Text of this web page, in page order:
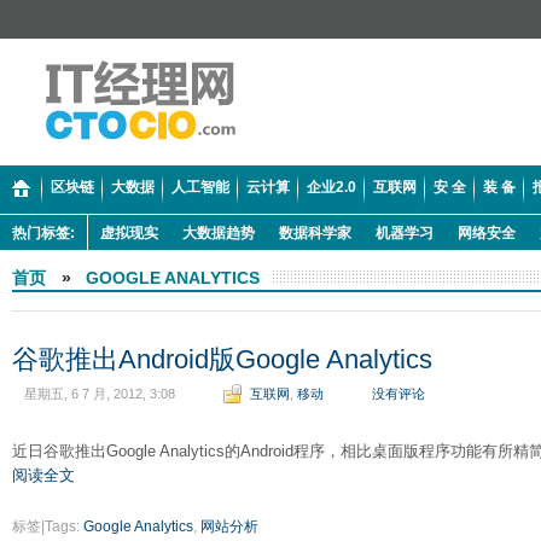
区块链 大数据 人工智能 云计算 企业2.0 互联网 安 全 装 备
热门标签: 虚拟现实 大数据趋势 数据科学家 机器学习 网络安全
首页 » GOOGLE ANALYTICS
谷歌推出Android版Google Analytics
星期五, 6 7 月, 2012, 3:08 互联网 移动 没有评论
近日谷歌推出Google Analytics的Android程序，相比桌面版程序功能有所精
阅读全文
标签|Tags: Google Analytics, 网站分析